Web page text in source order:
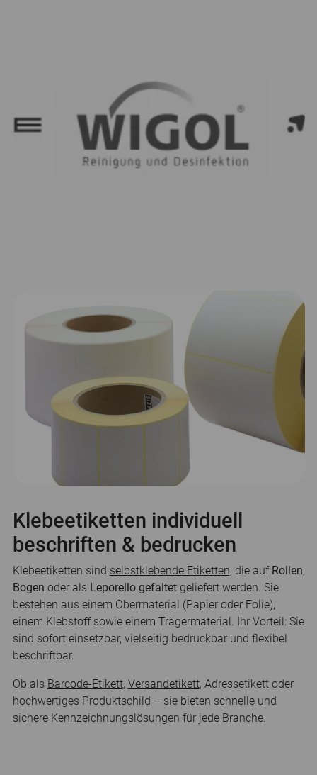
Klebeetiketten individuell
beschriften & bedrucken
Klebeetiketten sind selbstklebende Etiketten, die auf Rollen,
Bogen oder als Leporello gefaltet geliefert werden. Sie
bestehen aus einem Obermaterial (Papier oder Folie),
einem Klebstoff sowie einem Trägermaterial. Ihr Vorteil: Sie
sind sofort einsetzbar, vielseitig bedruckbar und flexibel
beschriftbar.
Ob als Barcode-Etikett, Versandetikett, Adressetikett oder
hochwertiges Produktschild – sie bieten schnelle und
sichere Kennzeichnungslösungen für jede Branche.